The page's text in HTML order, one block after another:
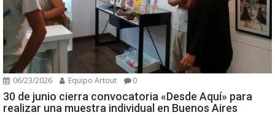
06/23/2026 Equipo Artout 0
30 de junio cierra convocatoria «Desde Aquí» para
realizar una muestra individual en Buenos Aires